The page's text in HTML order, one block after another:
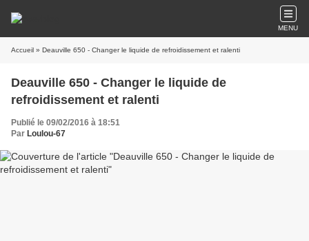
MENU
Accueil » Deauville 650 - Changer le liquide de refroidissement et ralenti
Deauville 650 - Changer le liquide de
refroidissement et ralenti
Publié le 09/02/2016 à 18:51
Par Loulou-67